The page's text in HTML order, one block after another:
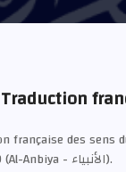
française des sens
verset 79 (Al-Anbiya - الأنبياء).